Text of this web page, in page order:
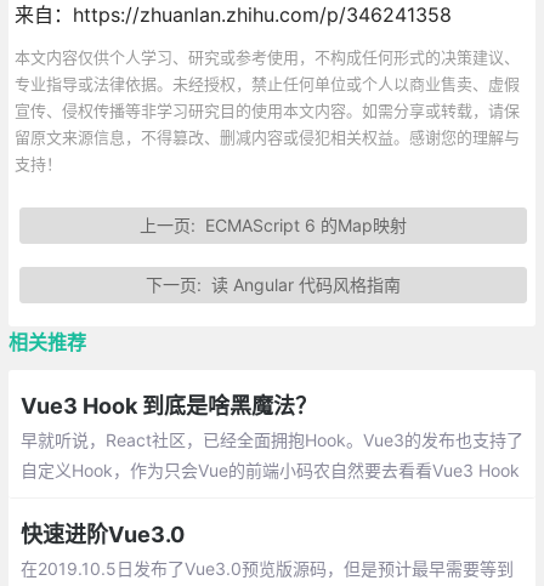
来自：https://zhuanlan.zhihu.com/p/346241358
本文内容仅供个人学习、研究或参考使用，不构成任何形式的决策建议、
专业指导或法律依据。未经授权，禁止任何单位或个人以商业售卖、虚假
宣传、侵权传播等非学习研究目的使用本文内容。如需分享或转载，请保
留原文来源信息，不得篡改、删减内容或侵犯相关权益。感谢您的理解与
支持！
上一页: ECMAScript 6 的Map映射
下一页: 读 Angular 代码风格指南
相关推荐
Vue3 Hook 到底是啥黑魔法？
早就听说，React社区，已经全面拥抱Hook。Vue3的发布也支持了
自定义Hook，作为只会Vue的前端小码农自然要去看看Vue3 Hook
快速进阶Vue3.0
在2019.10.5日发布了Vue3.0预览版源码，但是预计最早需要等到